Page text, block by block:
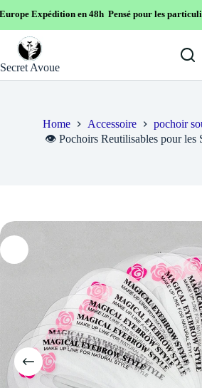
en 48h Pensé pour les particuliers B2C •
content
Secret Avoue
Home Accessoire
pochoir
👁️ Pochoirs Reutilisables pour les